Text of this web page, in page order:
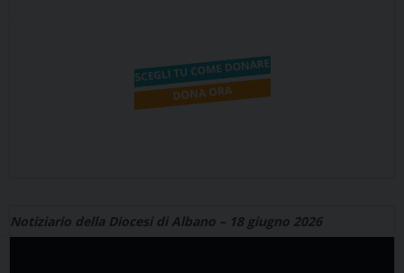
Notiziario della Diocesi di Albano – 18 giugno 2026